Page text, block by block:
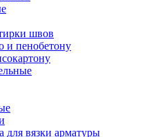
швов
и пенобетону
вязки арматуры